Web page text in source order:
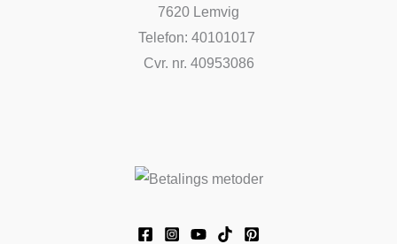
7620 Lemvig
Telefon: 40101017
Cvr. nr. 40953086